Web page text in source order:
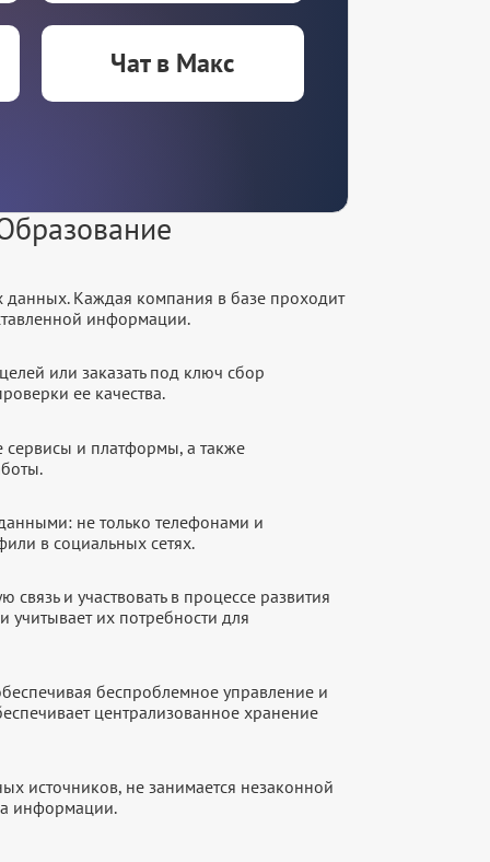
Чат в Макс
данных. Каждая компания в базе проходит
информации.
или заказать под ключ сбор
ее качества.
сервисы и платформы, а также
не только телефонами и
в социальных сетях.
и участвовать в процессе развития
их потребности для
беспроблемное управление и
централизованное хранение
источников, не занимается незаконной
информации.